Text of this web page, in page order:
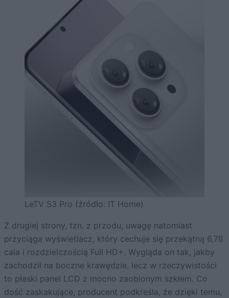
LeTV S3 Pro (źródło: IT Home)
Z drugiej strony, tzn. z przodu, uwagę natomiast
przyciąga wyświetlacz, który cechuje się przekątną 6,78
cala i rozdzielczością Full HD+. Wygląda on tak, jakby
zachodził na boczne krawędzie, lecz w rzeczywistości
to płaski panel LCD z mocno zaoblonym szkłem. Co
dość zaskakujące, producent podkreśla, że dzięki temu,